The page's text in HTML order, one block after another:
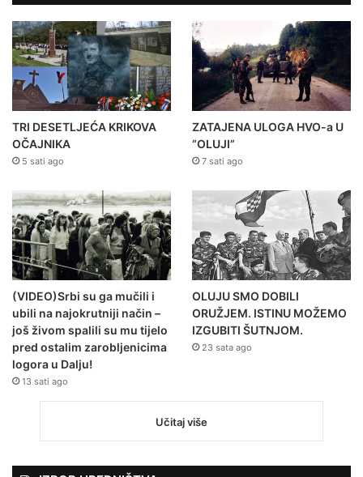
TRI DESETLJEĆA KRIKOVA
OČAJNIKA
5 sati ago
ZATAJENA ULOGA HVO-a U
“OLUJI”
7 sati ago
(VIDEO)Srbi su ga mučili i
ubili na najokrutniji način –
još živom spalili su mu tijelo
pred ostalim zarobljenicima
logora u Dalju!
13 sati ago
OLUJU SMO DOBILI
ORUŽJEM. ISTINU MOŽEMO
IZGUBITI ŠUTNJOM.
23 sata ago
Učitaj više